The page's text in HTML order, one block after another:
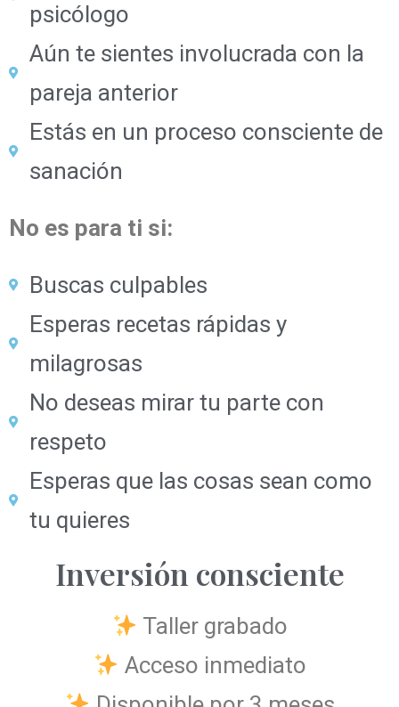
psicólogo
Aún te sientes involucrada con la
pareja anterior
Estás en un proceso consciente de
sanación
No es para ti si:
Buscas culpables
Esperas recetas rápidas y
milagrosas
No deseas mirar tu parte con
respeto
Esperas que las cosas sean como
tu quieres
Inversión consciente
Taller grabado
Acceso inmediato